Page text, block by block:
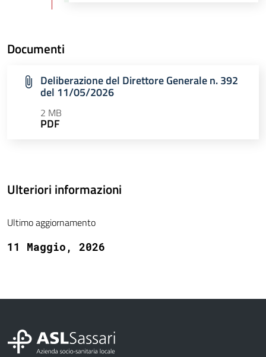
Documenti
Deliberazione del Direttore Generale n. 392
del 11/05/2026
2 MB
PDF
Ulteriori informazioni
Ultimo aggiornamento
11 Maggio, 2026